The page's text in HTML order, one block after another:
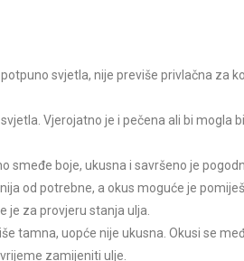
svjetla, nije previše privlačna za
Vjerojatno je i pečena ali bi mogla
smeđe boje, ukusna i savršeno je
od potrebne, a okus moguće je
je za provjeru stanja ulja.
tamna, uopće nije ukusna. Okusi se
zamijeniti ulje.